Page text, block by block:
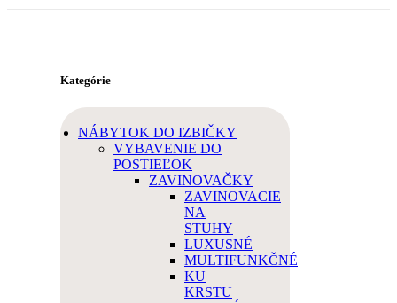
Kategórie
NÁBYTOK DO IZBIČKY
VYBAVENIE DO
POSTIEĽOK
ZAVINOVAČKY
ZAVINOVACIE
NA
STUHY
LUXUSNÉ
MULTIFUNKČNÉ
KU
KRSTU